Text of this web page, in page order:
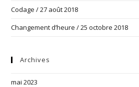
Codage / 27 août 2018
Changement d’heure / 25 octobre 2018
Archives
mai 2023